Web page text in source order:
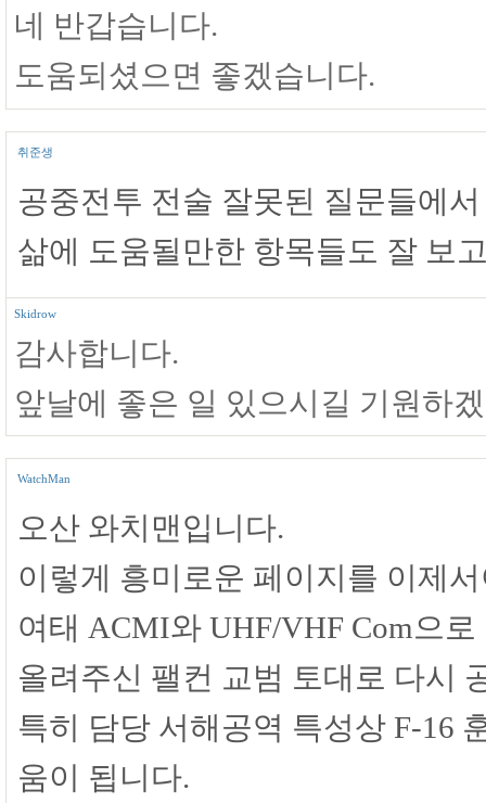
네 반갑습니다.
도움되셨으면 좋겠습니다.
취준생
공중전투 전술 잘못된 질문들에서
삶에 도움될만한 항목들도 잘 보
Skidrow
감사합니다.
앞날에 좋은 일 있으시길 기원하
WatchMan
오산 와치맨입니다.
이렇게 흥미로운 페이지를 이제
여태 ACMI와 UHF/VHF Com으
올려주신 팰컨 교범 토대로 다시
특히 담당 서해공역 특성상 F-16
움이 됩니다.